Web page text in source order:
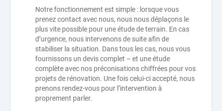
Notre fonctionnement est simple : lorsque vous
prenez contact avec nous, nous nous déplaçons le
plus vite possible pour une étude de terrain. En cas
d’urgence, nous intervenons de suite afin de
stabiliser la situation. Dans tous les cas, nous vous
fournissons un devis complet – et une étude
complète avec nos préconisations chiffrées pour vos
projets de rénovation. Une fois celui-ci accepté, nous
prenons rendez-vous pour l’intervention à
proprement parler.